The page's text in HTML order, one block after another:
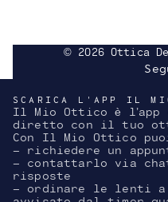
© 2026 Ottica
SCARICA L'APP IL
Il Mio Ottico è
diretto con il tuo
Con Il Mio Ottico
- richiedere un
- contattarlo via
risposte
- ordinare le lenti a